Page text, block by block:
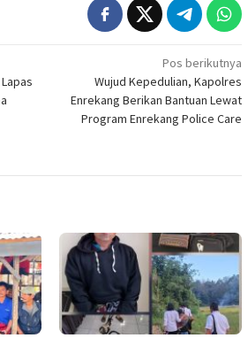
Pos berikutnya
Wujud Kepedulian, Kapolres
Enrekang Berikan Bantuan Lewat
Program Enrekang Police Care